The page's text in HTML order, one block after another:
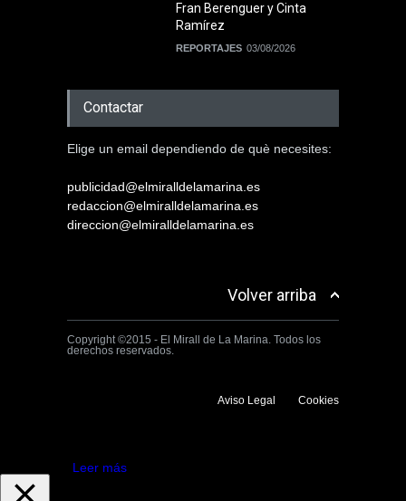
Fran Berenguer y Cinta
Ramírez
REPORTAJES 03/08/2026
Contactar
Elige un email dependiendo de què necesites:
publicidad@elmiralldelamarina.es
redaccion@elmiralldelamarina.es
direccion@elmiralldelamarina.es
Volver arriba
Copyright ©2015 - El Mirall de La Marina. Todos los
derechos reservados.
Aviso Legal Cookies
Leer más